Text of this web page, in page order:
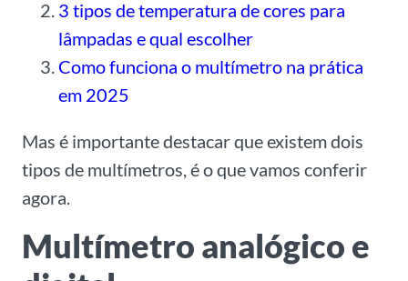
3 tipos de temperatura de cores para
lâmpadas e qual escolher
Como funciona o multímetro na prática
em 2025
Mas é importante destacar que existem dois
tipos de multímetros, é o que vamos conferir
agora.
Multímetro analógico e